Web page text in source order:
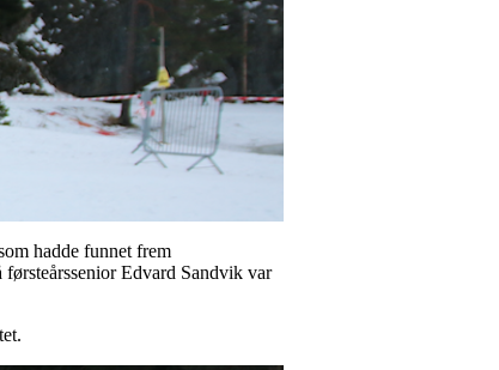
hadde funnet frem
Edvard Sandvik var